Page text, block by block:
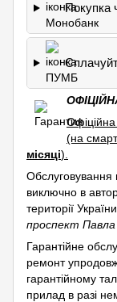
Покупка
(на
місяці).
Обслуговування
виключно в
території
проспект
Гарантійне
ремонт
гарантійному
прилад в разі